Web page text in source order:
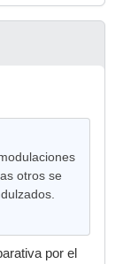
otros se
por el